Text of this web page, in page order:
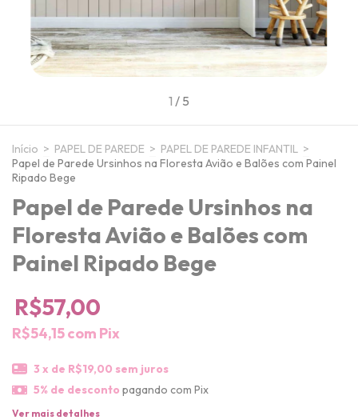
1 / 5
Início > PAPEL DE PAREDE > PAPEL DE PAREDE INFANTIL >
Papel de Parede Ursinhos na Floresta Avião e Balões com Painel
Ripado Bege
Papel de Parede Ursinhos na
Floresta Avião e Balões com
Painel Ripado Bege
R$57,00
R$54,15com Pix
3 x de R$19,00 sem juros
5% de desconto pagando com Pix
Ver mais detalhes